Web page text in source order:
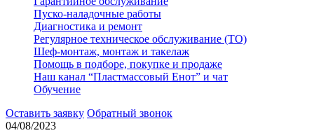
Пуско-наладочные работы
Диагностика и ремонт
Регулярное техническое обслуживание (ТО)
Шеф-монтаж, монтаж и такелаж
Помощь в подборе, покупке и продаже
Наш канал “Пластмассовый Енот” и чат
Обучение
Оставить заявку Обратный звонок
04/08/2023